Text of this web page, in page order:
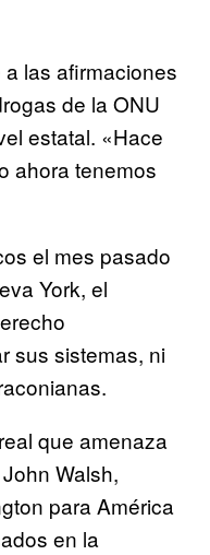
las afirmaciones
de la ONU
estatal. «Hace
ahora tenemos
el mes pasado
York, el
sus sistemas, ni
que amenaza
Walsh,
para América
en la